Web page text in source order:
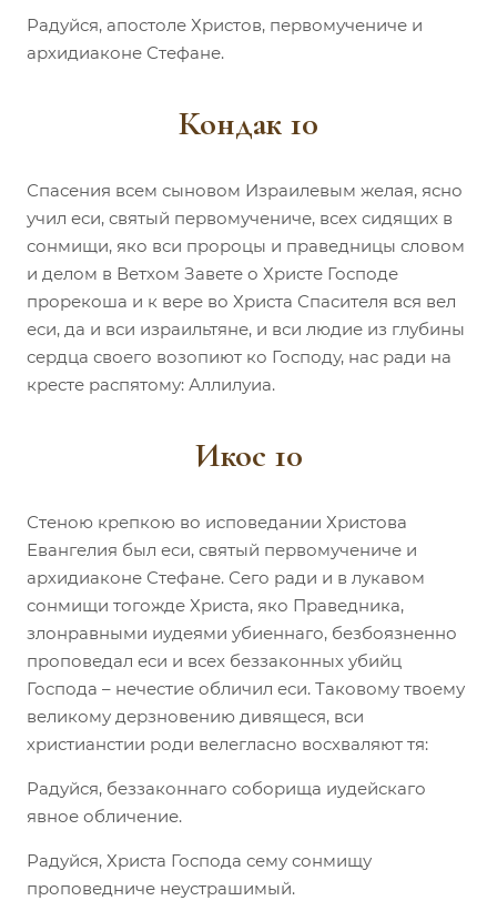
Радуйся, апостоле Христов, первомучениче и
архидиаконе Стефане.
Кондак 10
Спасения всем сыновом Израилевым желая, ясно
учил еси, святый первомучениче, всех сидящих в
сонмищи, яко вси пророцы и праведницы словом
и делом в Ветхом Завете о Христе Господе
прорекоша и к вере во Христа Спасителя вся вел
еси, да и вси израильтяне, и вси людие из глубины
сердца своего возопиют ко Господу, нас ради на
кресте распятому: Аллилуиа.
Икос 10
Стеною крепкою во исповедании Христова
Евангелия был еси, святый первомучениче и
архидиаконе Стефане. Сего ради и в лукавом
сонмищи тогожде Христа, яко Праведника,
злонравными иудеями убиеннаго, безбоязненно
проповедал еси и всех беззаконных убийц
Господа – нечестие обличил еси. Таковому твоему
великому дерзновению дивящеся, вси
христианстии роди велегласно восхваляют тя:
Радуйся, беззаконнаго соборища иудейскаго
явное обличение.
Радуйся, Христа Господа сему сонмищу
проповедниче неустрашимый.